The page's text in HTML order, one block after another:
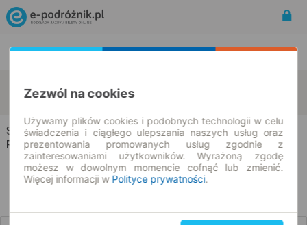
08.08.2026 | -- : --
Sianożęty → Przedwojewo
Rozkład jazdy i bilety
Zezwól na cookies
Używamy plików cookies i podobnych technologii w celu
świadczenia i ciągłego ulepszania naszych usług oraz
prezentowania promowanych usług zgodnie z
zainteresowaniami użytkowników. Wyrażoną zgodę
możesz w dowolnym momencie cofnąć lub zmienić.
Więcej informacji w Polityce prywatności.